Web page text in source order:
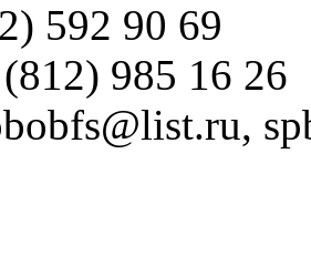
592 90 69
985 16 26